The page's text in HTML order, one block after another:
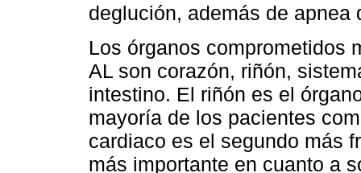
deglución, además de
Los órganos comprometidos
AL son corazón, riñón,
intestino. El riñón es el
mayoría de los pacientes
cardiaco es el segundo más
más importante en cuanto a